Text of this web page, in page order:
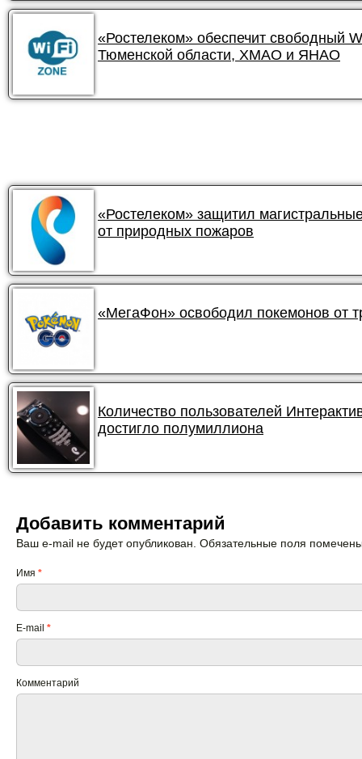
«Ростелеком» обеспечит свободный
Тюменской области, ХМАО и ЯНАО
«Ростелеком» защитил
от природных пожаров
«МегаФон» освободил покемонов от
Количество пользователей
достигло полумиллиона
Добавить комментарий
Ваш e-mail не будет опубликован. Обязательные поля
Имя *
E-mail *
Комментарий